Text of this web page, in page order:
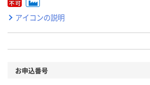
アイコンの説明
お申込番号